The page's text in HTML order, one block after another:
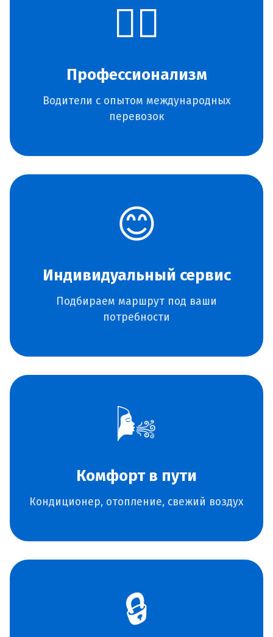
👨‍✈️
Профессионализм
Водители с опытом международных
перевозок
😊
Индивидуальный сервис
Подбираем маршрут под ваши
потребности
🌬️
Комфорт в пути
Кондиционер, отопление, свежий воздух
🔒